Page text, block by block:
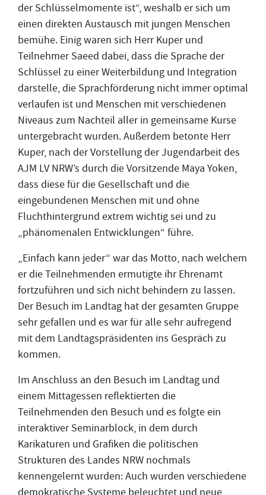
der Schlüsselmomente ist“, weshalb er sich um
einen direkten Austausch mit jungen Menschen
bemühe. Einig waren sich Herr Kuper und
Teilnehmer Saeed dabei, dass die Sprache der
Schlüssel zu einer Weiterbildung und Integration
darstelle, die Sprachförderung nicht immer optimal
verlaufen ist und Menschen mit verschiedenen
Niveaus zum Nachteil aller in gemeinsame Kurse
untergebracht wurden. Außerdem betonte Herr
Kuper, nach der Vorstellung der Jugendarbeit des
AJM LV NRW’s durch die Vorsitzende Maya Yoken,
dass diese für die Gesellschaft und die
eingebundenen Menschen mit und ohne
Fluchthintergrund extrem wichtig sei und zu
„phänomenalen Entwicklungen“ führe.
„Einfach kann jeder“ war das Motto, nach welchem
er die Teilnehmenden ermutigte ihr Ehrenamt
fortzuführen und sich nicht behindern zu lassen.
Der Besuch im Landtag hat der gesamten Gruppe
sehr gefallen und es war für alle sehr aufregend
mit dem Landtagspräsidenten ins Gespräch zu
kommen.
Im Anschluss an den Besuch im Landtag und
einem Mittagessen reflektierten die
Teilnehmenden den Besuch und es folgte ein
interaktiver Seminarblock, in dem durch
Karikaturen und Grafiken die politischen
Strukturen des Landes NRW nochmals
kennengelernt wurden: Auch wurden verschiedene